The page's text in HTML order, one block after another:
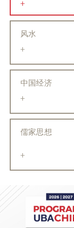
+
风水
+
中国经济
+
儒家思想
+